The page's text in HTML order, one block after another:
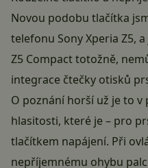
Novou podobu tlačítka
telefonu Sony Xperia Z5,
Z5 Compact totožně,
integrace čtečky otisků
O poznání horší už je to
hlasitosti, které je – pro
tlačítkem napájení. Při
nepříjemnému ohybu